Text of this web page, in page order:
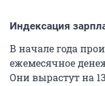
Индексация
В начале года
ежемесячное
Они вырастут на